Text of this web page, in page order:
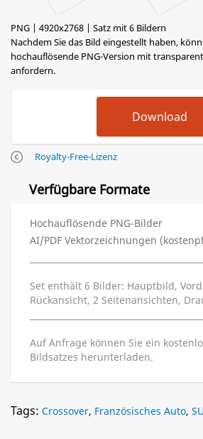
PNG | 4920x2768 | Satz mit 6 Bildern
Nachdem Sie das Bild eingestellt haben,
hochauflösende PNG-Version mit
anfordern.
Royalty-Free-Lizenz
Verfügbare Formate
Hochauflösende PNG-Bilder
AI/PDF Vektorzeichnungen
Set enthält 6 Bilder: Hauptbild,
Rückansicht, 2 Seitenansichten,
Auf Anfrage können Sie ein
Bildsatzes herunterladen.
Tags: Crossover, Französisches Auto,